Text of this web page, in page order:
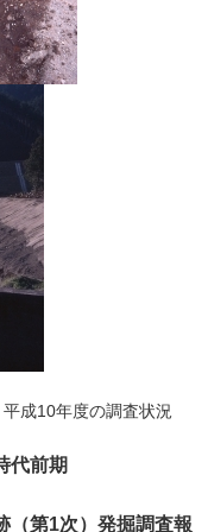
査状況
代前期
（第1次）発掘調査報